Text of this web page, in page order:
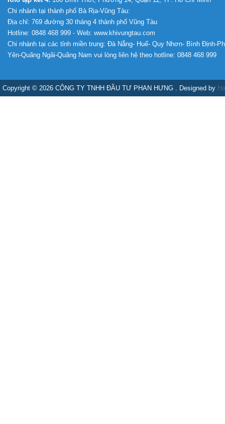
Chi nhánh tại thành phố Bà Rịa-Vũng Tàu:
Địa chỉ: 769 đường 30 tháng 4 thành phố Vũng Tàu
Hotline: 0848 468 999 - Web: www.khivungtau.com
Chi nhánh tại các tỉnh miền trung: Đà Nẵng- Huế- Quy Nhơn- Bình Định-
Yên-Quãng Ngãi-Quãng Nam vui lòng liên hệ theo hotline: 0848 468 999
Copyright © 2026 CÔNG TY TNHH ĐẦU TƯ PHAN HƯNG . Designed by